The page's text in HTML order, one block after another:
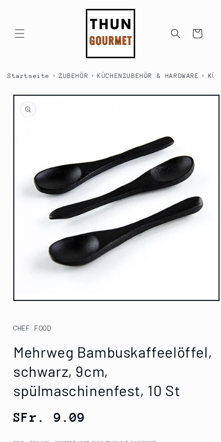
Warenkorb
Startseite › ZUBEHÖR › KÜCHENZUBEHÖR & HARDWARE ›
Medien
Modal
öffnen
CHEF FOOD
Mehrweg Bambuskaffeelöffel,
schwarz, 9cm,
spülmaschinenfest, 10 St
Normaler
SFr. 9.09